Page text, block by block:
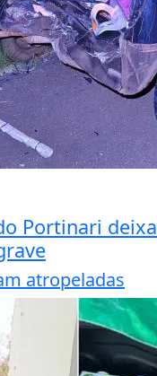
Portinari deixa
atropeladas